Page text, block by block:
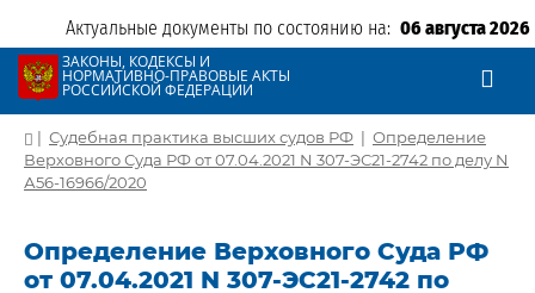
Актуальные документы по состоянию на: 06 августа 2026
ЗАКОНЫ, КОДЕКСЫ И
НОРМАТИВНО-ПРАВОВЫЕ АКТЫ
РОССИЙСКОЙ ФЕДЕРАЦИИ
| Судебная практика высших судов РФ | Определение
Верховного Суда РФ от 07.04.2021 N 307-ЭС21-2742 по делу N
А56-16966/2020
Определение Верховного Суда РФ
от 07.04.2021 N 307-ЭС21-2742 по